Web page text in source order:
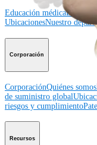
Educación médica
UbicacionesNuestro
Corporación
CorporaciónQuiénes somos
de suministro global
riesgos y cumplimiento
Recursos